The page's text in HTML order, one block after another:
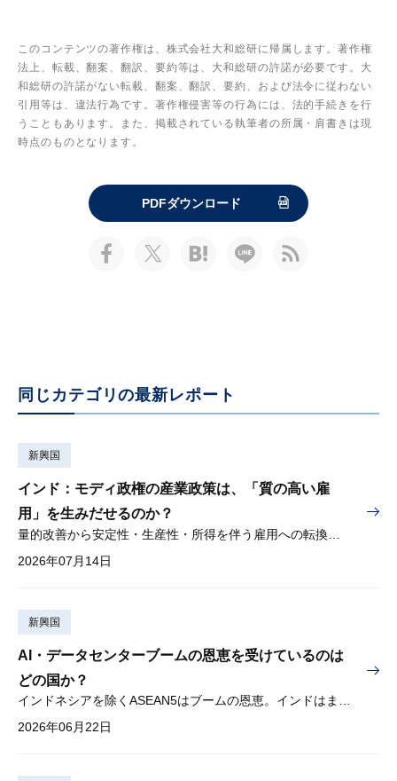
このコンテンツの著作権は、株式会社大和総研に帰属します。著作権
法上、転載、翻案、翻訳、要約等は、大和総研の許諾が必要です。大
和総研の許諾がない転載、翻案、翻訳、要約、および法令に従わない
引用等は、違法行為です。著作権侵害等の行為には、法的手続きを行
うこともあります。また、掲載されている執筆者の所属・肩書きは現
時点のものとなります。
PDFダウンロード
同じカテゴリの最新レポート
新興国
インド：モディ政権の産業政策は、「質の高い雇
用」を生みだせるのか？
2026年07月14日
新興国
AI・データセンターブームの恩恵を受けているのは
どの国か？
インドネシアを除くASEAN5はブームの恩恵。インドはまだブームに乗り切れず
2026年06月22日